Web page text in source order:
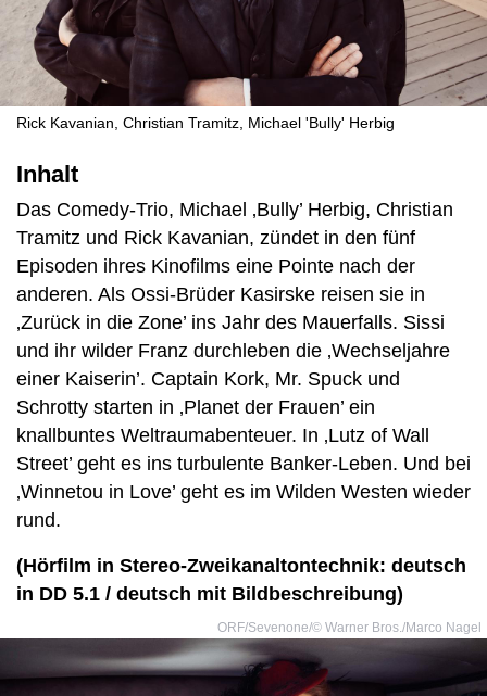
Rick Kavanian, Christian Tramitz, Michael 'Bully' Herbig
Inhalt
Das Comedy-Trio, Michael ‚Bully’ Herbig, Christian
Tramitz und Rick Kavanian, zündet in den fünf
Episoden ihres Kinofilms eine Pointe nach der
anderen. Als Ossi-Brüder Kasirske reisen sie in
‚Zurück in die Zone’ ins Jahr des Mauerfalls. Sissi
und ihr wilder Franz durchleben die ‚Wechseljahre
einer Kaiserin’. Captain Kork, Mr. Spuck und
Schrotty starten in ‚Planet der Frauen’ ein
knallbuntes Weltraumabenteuer. In ‚Lutz of Wall
Street’ geht es ins turbulente Banker-Leben. Und bei
‚Winnetou in Love’ geht es im Wilden Westen wieder
rund.
(Hörfilm in Stereo-Zweikanaltontechnik: deutsch
in DD 5.1 / deutsch mit Bildbeschreibung)
ORF/Sevenone/© Warner Bros./Marco Nagel